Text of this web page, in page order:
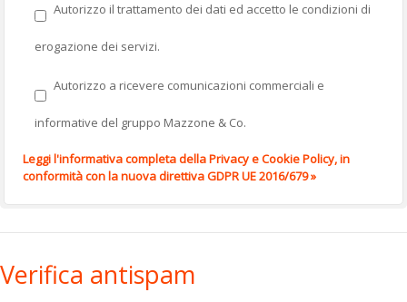
Autorizzo il trattamento dei dati ed accetto le condizioni di
erogazione dei servizi.
Autorizzo a ricevere comunicazioni commerciali e
informative del gruppo Mazzone & Co.
Leggi l'informativa completa della Privacy e Cookie Policy, in
conformità con la nuova direttiva GDPR UE 2016/679 »
Verifica antispam